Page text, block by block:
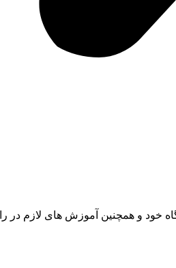
خود و همچنین آموزش های لازم در